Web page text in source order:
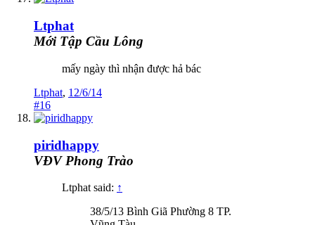
Ltphat
Mới Tập Cầu Lông
mấy ngày thì nhận được hả bác
Ltphat, 12/6/14
#16
piridhappy
VĐV Phong Trào
Ltphat said: ↑
38/5/13 Bình Giã Phường 8 TP.